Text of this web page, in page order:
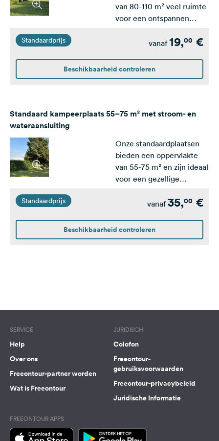
van 80-110 m² veel ruimte
voor een ontspannen
zich door hun ruime
wateraansluiting en een
elektriciteitsaansluiting
omgeven door hagen, die
perfect voor een
comfortabele en
gemakkelijke
kampeervakantie!Elektriciteit
verbruik berekend.
Standaardprijs vanaf 19,00 €
Beschikbaarheid controleren
Standaard kampeerplaats 55–75 m² met stroom- en
wateraansluiting
Onze standaardplaatsen
bieden een oppervlakte
van 55-75 m² en zijn ideaal
voor een gezellige
beschikken over een
stroomaansluiting direct
op de plaats. De plaatsen
verbruik berekend.
Standaardprijs vanaf 35,00 €
Beschikbaarheid controleren
SERVICE
Help
Over ons
Freeontour-partner worden
Wat is Freeontour
JURIDISCH
Colofon
Freeontour-
gebruiksvoorwaarden
Freeontour-privacybeleid
Juridische Informatie
FREEONTOUR APPS